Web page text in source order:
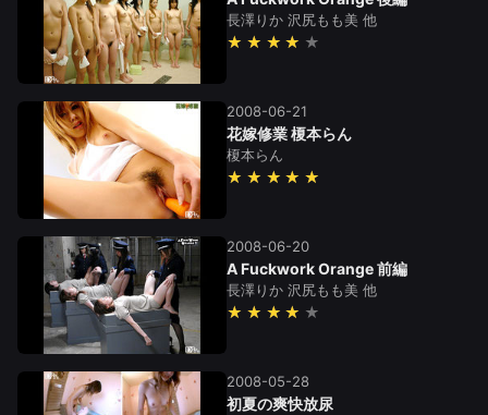
長澤りか 沢尻もも美 他
★★★★
2008-06-21
花嫁修業 榎本らん
榎本らん
★★★★★
2008-06-20
A Fuckwork Orange 前編
長澤りか 沢尻もも美 他
★★★★
2008-05-28
初夏の爽快放尿